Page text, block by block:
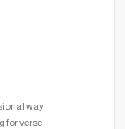
way
for verse